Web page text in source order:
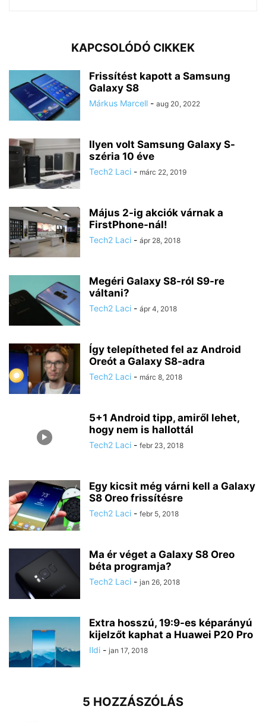
KAPCSOLÓDÓ CIKKEK
Frissítést kapott a Samsung
Galaxy S8
Márkus Marcell - aug 20, 2022
Ilyen volt Samsung Galaxy S-
széria 10 éve
Tech2 Laci - márc 22, 2019
Május 2-ig akciók várnak a
FirstPhone-nál!
Tech2 Laci - ápr 28, 2018
Megéri Galaxy S8-ról S9-re
váltani?
Tech2 Laci - ápr 4, 2018
Így telepítheted fel az Android
Oreót a Galaxy S8-adra
Tech2 Laci - márc 8, 2018
5+1 Android tipp, amiről lehet,
hogy nem is hallottál
Tech2 Laci - febr 23, 2018
Egy kicsit még várni kell a Galaxy
S8 Oreo frissítésre
Tech2 Laci - febr 5, 2018
Ma ér véget a Galaxy S8 Oreo
béta programja?
Tech2 Laci - jan 26, 2018
Extra hosszú, 19:9-es képarányú
kijelzőt kaphat a Huawei P20 Pro
Ildi - jan 17, 2018
5 HOZZÁSZÓLÁS